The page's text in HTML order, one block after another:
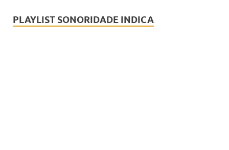
PLAYLIST SONORIDADE INDICA